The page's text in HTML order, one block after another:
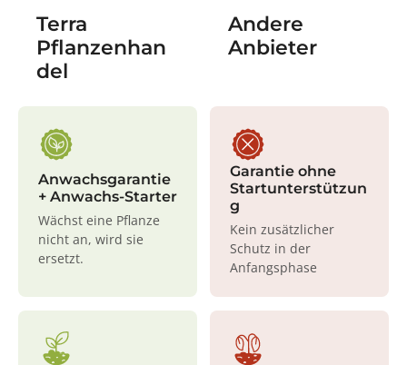
Terra
Pflanzenhan
del
Andere
Anbieter
Anwachsgarantie
+ Anwachs-Starter
Wächst eine Pflanze
nicht an, wird sie
ersetzt.
Garantie ohne
Startunterstützun
g
Kein zusätzlicher
Schutz in der
Anfangsphase